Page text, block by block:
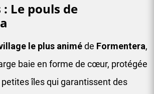
: Le pouls de
le plus animéde Formentera,
baie en forme de cœur, protégée
îles qui garantissent des